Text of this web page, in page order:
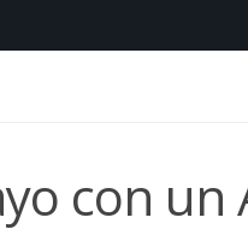
con un